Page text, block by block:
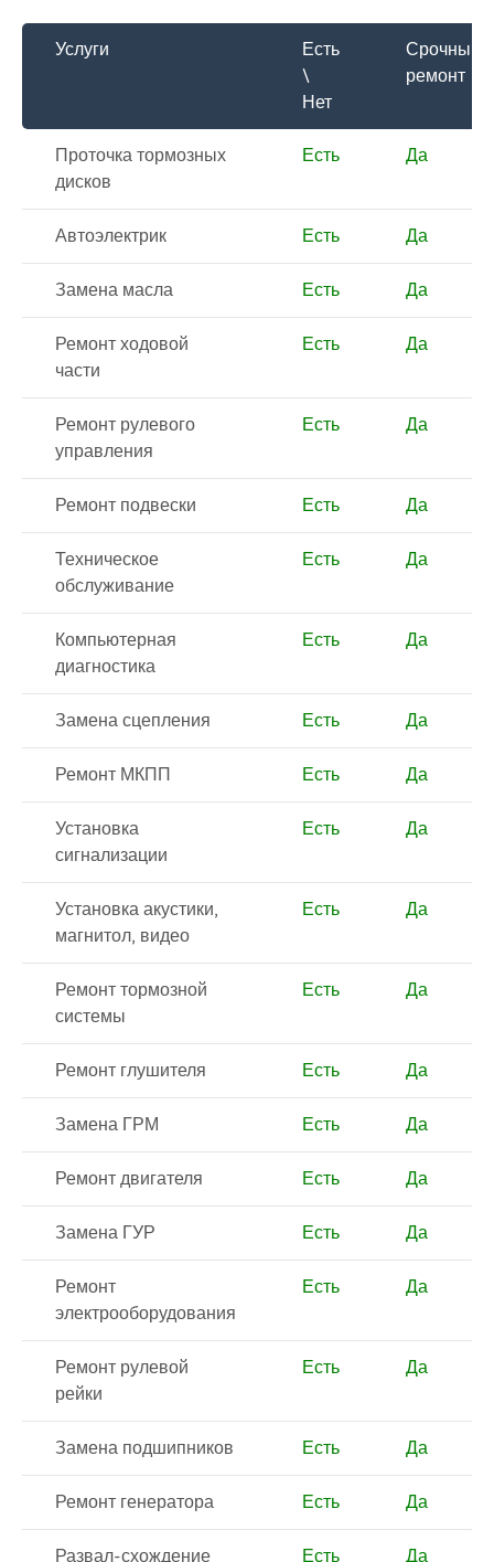
Услуги
Есть
\
Нет
Срочный
ремонт
Проточка тормозных
дисков
Есть Да
Автоэлектрик Есть Да
Замена масла Есть Да
Ремонт ходовой
части
Есть Да
Ремонт рулевого
управления
Есть Да
Ремонт подвески Есть Да
Техническое
обслуживание
Есть Да
Компьютерная
диагностика
Есть Да
Замена сцепления Есть Да
Ремонт МКПП Есть Да
Установка
сигнализации
Есть Да
Установка акустики,
магнитол, видео
Есть Да
Ремонт тормозной
системы
Есть Да
Ремонт глушителя Есть Да
Замена ГРМ Есть Да
Ремонт двигателя Есть Да
Замена ГУР Есть Да
Ремонт
электрооборудования
Есть Да
Ремонт рулевой
рейки
Есть Да
Замена подшипников Есть Да
Ремонт генератора Есть Да
Развал-схождение Есть Да